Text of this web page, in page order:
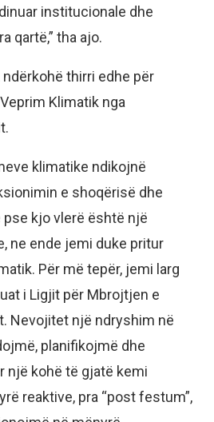
institucionale dhe
qartë,” tha ajo.
thirri edhe për
Klimatik nga
klimatike ndikojnë
e shoqërisë dhe
kjo vlerë është një
ne ende jemi duke pritur
Për më tepër, jemi larg
i Ligjit për Mbrojtjen e
Nevojitet një ndryshim në
planifikojmë dhe
një kohë të gjatë kemi
reaktive, pra “post festum”,